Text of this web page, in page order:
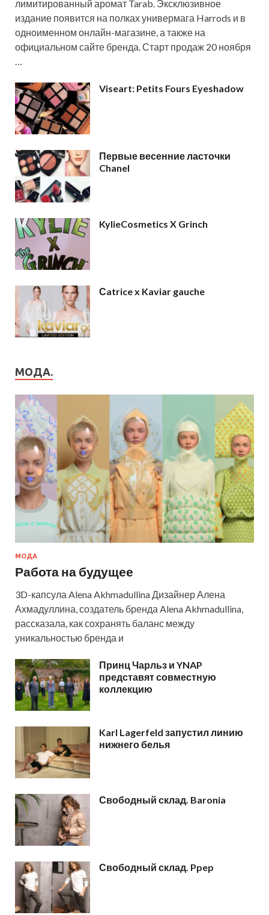
лимитированный аромат Tarab. Эксклюзивное
издание появится на полках универмага Harrods и в
одноименном онлайн-магазине, а также на
официальном сайте бренда. Старт продаж 20 ноября
…
Viseart: Petits Fours Eyeshadow
Первые весенние ласточки
Chanel
KylieCosmetics X Grinch
Сatrice x Kaviar gauche
МОДА.
МОДА
Работа на будущее
3D-капсула Alena Akhmadullina Дизайнер Алена
Ахмадуллина, создатель бренда Alena Akhmadullina,
рассказала, как сохранять баланс между
уникальностью бренда и
Принц Чарльз и YNAP
представят совместную
коллекцию
Karl Lagerfeld запустил линию
нижнего белья
Свободный склад. Baronia
Свободный склад. Ppep